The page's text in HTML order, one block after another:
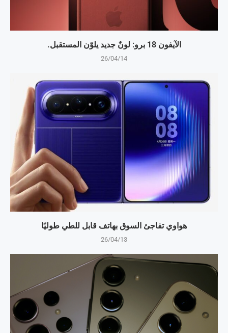
الآيفون 18 برو: لونٌ جديد يلوّن المستقبل.
26/04/14
هواوي تفاجئ السوق بهاتف قابل للطي طوليًا
26/04/13